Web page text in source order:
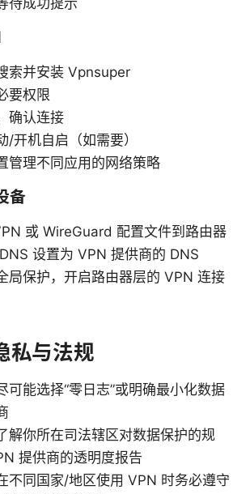
待成功提示
索并安装 Vpnsuper
要权限
确认连接
/开机自启（如需要）
管理不同应用的网络策略
备
或 WireGuard 配置文件到路由器
设置为 VPN 提供商的 DNS
局保护，开启路由器层的 VPN 连接
私与法规
可能选择“零日志”或明确最小化数据
解你所在司法辖区对数据保护的规
提供商的透明度报告
不同国家/地区使用 VPN 时务必遵守